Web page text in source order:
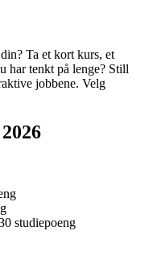
Ta et kort kurs, et
har tenkt på lenge? Still
jobbene. Velg
studiepoeng